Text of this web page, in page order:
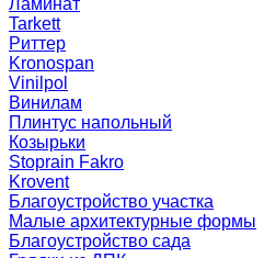
Ламинат
Tarkett
Риттер
Kronospan
Vinilpol
Винилам
Плинтус напольный
Козырьки
Stoprain Fakro
Krovent
Благоустройство участка
Малые архитектурные формы
Благоустройство сада